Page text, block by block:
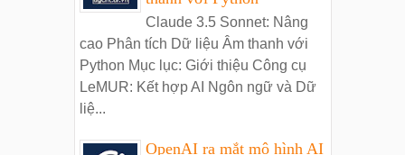
Claude 3.5 Sonnet: Nâng
cao Phân tích Dữ liệu Âm thanh với
Python Mục lục: Giới thiệu Công cụ
LeMUR: Kết hợp AI Ngôn ngữ và Dữ
liệ...
OpenAI ra mắt mô hình AI